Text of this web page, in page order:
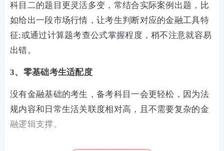
科目二的题目更灵活多变，常结合实际案例出题，比
如给出一段市场行情，让考生判断对应的金融工具特
征;或通过计算题考查公式掌握程度，稍不注意就容易
出错。
3、零基础考生适配度
没有金融基础的考生，备考科目一会更轻松，因为法
规内容和日常生活关联度相对高，且不需要复杂的金
融逻辑支撑。